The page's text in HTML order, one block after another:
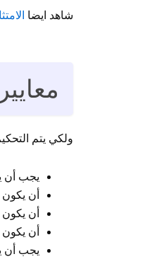
شاهد ايضا
ولكي يتم
يجب أن
أن
أن
أن
يجب أن